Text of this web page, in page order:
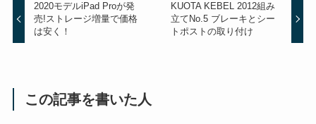
2020モデルiPad Proが発
売!ストレージ増量で価格
は安く！
KUOTA KEBEL 2012組み
立てNo.5 ブレーキとシー
トポストの取り付け
この記事を書いた人